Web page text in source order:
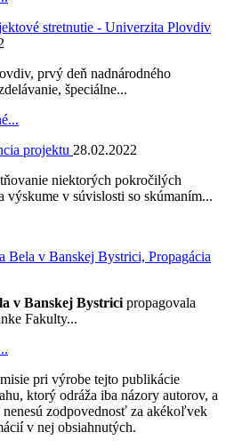
stretnutie - Univerzita Plovdiv
prvý deň nadnárodného
špeciálne...
projektu 28.02.2022
niektorých pokročilých
výskume v súvislosti so skúmaním...
Bela v Banskej Bystrici, Propagácia
v Banskej Bystrici propagovala
Fakulty...
pri výrobe tejto publikácie
ktorý odráža iba názory autorov, a
nenesú zodpovednosť za akékoľvek
v nej obsiahnutých.